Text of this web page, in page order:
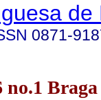
de
0871-
no.1